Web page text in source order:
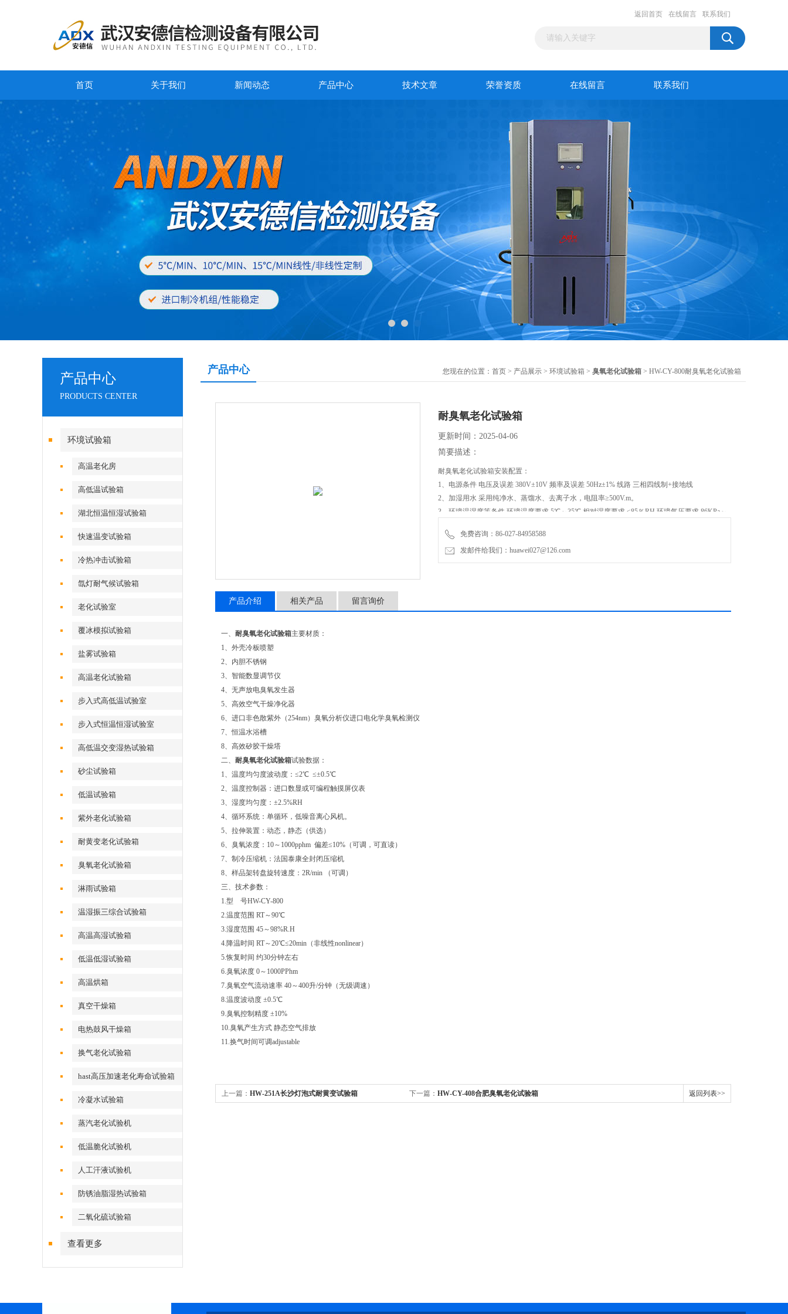
返回首页 在线留言 联系我们
首页 关于我们 新闻动态 产品中心 技术文章 荣誉资质 在线留言 联系我们
产品中心
PRODUCTS CENTER
环境试验箱
高温老化房
高低温试验箱
湖北恒温恒湿试验箱
快速温变试验箱
冷热冲击试验箱
氙灯耐气候试验箱
老化试验室
覆冰模拟试验箱
盐雾试验箱
高温老化试验箱
步入式高低温试验室
步入式恒温恒湿试验室
高低温交变湿热试验箱
砂尘试验箱
低温试验箱
紫外老化试验箱
耐黄变老化试验箱
臭氧老化试验箱
淋雨试验箱
温湿振三综合试验箱
高温高湿试验箱
低温低湿试验箱
高温烘箱
真空干燥箱
电热鼓风干燥箱
换气老化试验箱
hast高压加速老化寿命试验箱
冷凝水试验箱
蒸汽老化试验机
低温脆化试验机
人工汗液试验机
防锈油脂湿热试验箱
二氧化硫试验箱
查看更多
产品中心 您现在的位置： 首页 > 产品展示 > 环境试验箱 > 臭氧老化试验箱 > HW-CY-800耐臭氧老化试验箱
耐臭氧老化试验箱
更新时间：2025-04-06
简要描述：
耐臭氧老化试验箱安装配置：
1、电源条件 电压及误差 380V±10V 频率及误差 50Hz±1% 线路 三相四线制+接地线
2、加湿用水 采用纯净水、蒸馏水、去离子水，电阻率≥500V.m。
3、环境温湿度等条件 环境温度要求 5℃～35℃ 相对湿度要求 ≤85％RH 环境气压要求 86KPa～
免费咨询：86-027-84958588
发邮件给我们：huawei027@126.com
产品介绍 相关产品 留言询价
一、 耐臭氧老化试验箱主要材质：
1、外壳冷板喷塑
2、内胆不锈钢
3、智能数显调节仪
4、无声放电臭氧发生器
5、高效空气干燥净化器
6、进口非色散紫外（254nm）臭氧分析仪进口电化学臭氧检测仪
7、恒温水浴槽
8、高效矽胶干燥塔
二、 耐臭氧老化试验箱试验数据：
1、温度均匀度波动度：≤2℃ ≤±0.5℃
2、温度控制器：进口数显或可编程触摸屏仪表
3、湿度均匀度：±2.5%RH
4、循环系统：单循环，低噪音离心风机。
5、拉伸装置：动态，静态（供选）
6、臭氧浓度：10～1000pphm 偏差≤10%（可调，可直读）
7、制冷压缩机：法国泰康全封闭压缩机
8、样品架转盘旋转速度：2R/min （可调）
三、 技术参数：
1.型 号HW-CY-800
2.温度范围 RT～90℃
3.湿度范围 45～98%R.H
4.降温时间 RT～20℃≤20min（非线性nonlinear）
5.恢复时间 约30分钟左右
6.臭氧浓度 0～1000PPhm
7.臭氧空气流动速率 40～400升/分钟（无级调速）
8.温度波动度 ±0.5℃
9.臭氧控制精度 ±10%
10.臭氧产生方式 静态空气排放
11.换气时间可调adjustable
上一篇： HW-251A长沙灯泡式耐黄变试验箱 下一篇： HW-CY-408合肥臭氧老化试验箱 返回列表>>